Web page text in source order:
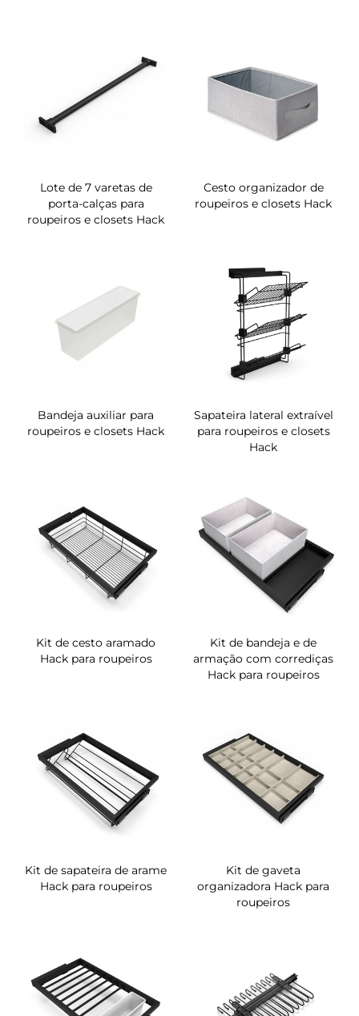
Lote de 7 varetas de
porta-calças para
roupeiros e closets Hack
Cesto organizador de
roupeiros e closets Hack
Bandeja auxiliar para
roupeiros e closets Hack
Sapateira lateral extraível
para roupeiros e closets
Hack
Kit de cesto aramado
Hack para roupeiros
Kit de bandeja e de
armação com corrediças
Hack para roupeiros
Kit de sapateira de arame
Hack para roupeiros
Kit de gaveta
organizadora Hack para
roupeiros